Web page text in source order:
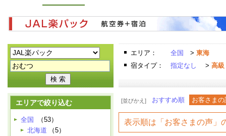
エリア： 全国 > 東海
宿タイプ：
指定なし > 高級
エリアで絞り込む
全国
（53）
北海道
（5）
[並びかえ] おすすめ順 お客さま
表示順は「お客さまの声」